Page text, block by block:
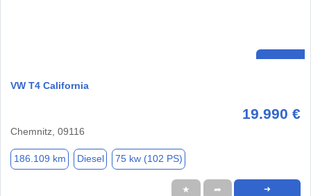
VW T4 California
19.990 €
Chemnitz, 09116
186.109 km Diesel 75 kw (102 PS)
★ ➦ ➜